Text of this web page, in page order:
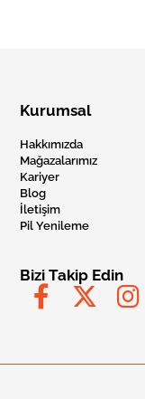
Kurumsal
Hakkımızda
Mağazalarımız
Kariyer
Blog
İletişim
Pil Yenileme
Bizi Takip Edin